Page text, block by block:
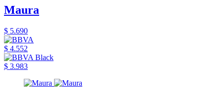
Maura
$ 5.690
$ 4.552
$ 3.983